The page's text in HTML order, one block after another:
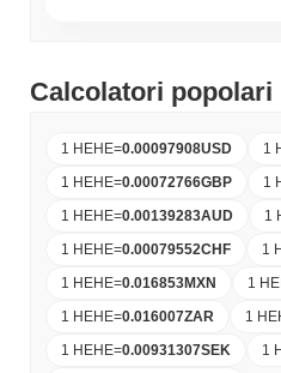
Calcolatori popolari
1 HEHE=0.00097908USD 1
1 HEHE=0.00072766GBP 1
1 HEHE=0.00139283AUD 1
1 HEHE=0.00079552CHF 1
1 HEHE=0.016853MXN 1
1 HEHE=0.016007ZAR 1
1 HEHE=0.00931307SEK 1